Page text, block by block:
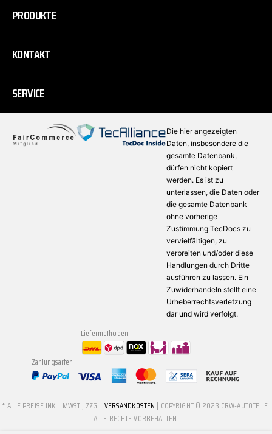
PRODUKTE
KONTAKT
SERVICE
Die hier angezeigten
Daten, insbesondere die
gesamte Datenbank,
dürfen nicht kopiert
werden. Es ist zu
unterlassen, die Daten oder
die gesamte Datenbank
ohne vorherige
Zustimmung TecDocs zu
vervielfältigen, zu
verbreiten und/oder diese
Handlungen durch Dritte
ausführen zu lassen. Ein
Zuwiderhandeln stellt eine
Urheberrechtsverletzung
dar und wird verfolgt.
Liefermethoden
Zahlungsarten
* ALLE PREISE INKL. MWST., ZZGL. VERSANDKOSTEN | COPYRIGHT © 2023 CRW-AUTOTEILE.
ALLE RECHTE VORBEHALTEN.